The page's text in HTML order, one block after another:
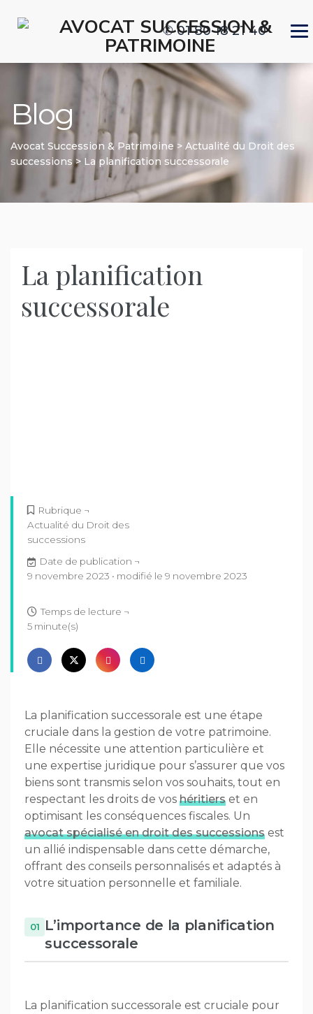
✆ 01 80 18 21 40
Blog
Avocat Succession & Patrimoine > Actualité du Droit des
successions> La planification successorale
La planification
successorale
Rubrique ¬
Actualité du Droit des
successions
Date de publication ¬
9 novembre 2023 • modifié le 9 novembre 2023
Temps de lecture ¬
5 minute(s)
La planification successorale est une étape
cruciale dans la gestion de votre patrimoine.
Elle nécessite une attention particulière et
une expertise juridique pour s’assurer que vos
biens sont transmis selon vos souhaits, tout en
respectant les droits de vos héritiers et en
optimisant les conséquences fiscales. Un
avocat spécialisé en droit des successions est
un allié indispensable dans cette démarche,
offrant des conseils personnalisés et adaptés à
votre situation personnelle et familiale.
L’importance de la planification
successorale
La planification successorale est cruciale pour